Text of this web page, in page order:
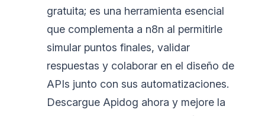
gratuita; es una herramienta esencial
que complementa a n8n al permitirle
simular puntos finales, validar
respuestas y colaborar en el diseño de
APIs junto con sus automatizaciones.
Descargue Apidog ahora y mejore la